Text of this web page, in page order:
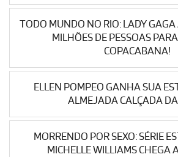
TODO MUNDO NO RIO: LADY GAGA
MILHÕES DE PESSOAS
COPACABANA!
ELLEN POMPEO GANHA SUA
ALMEJADA CALÇADA
MORRENDO POR SEXO: SÉRIE
MICHELLE WILLIAMS CHEGA